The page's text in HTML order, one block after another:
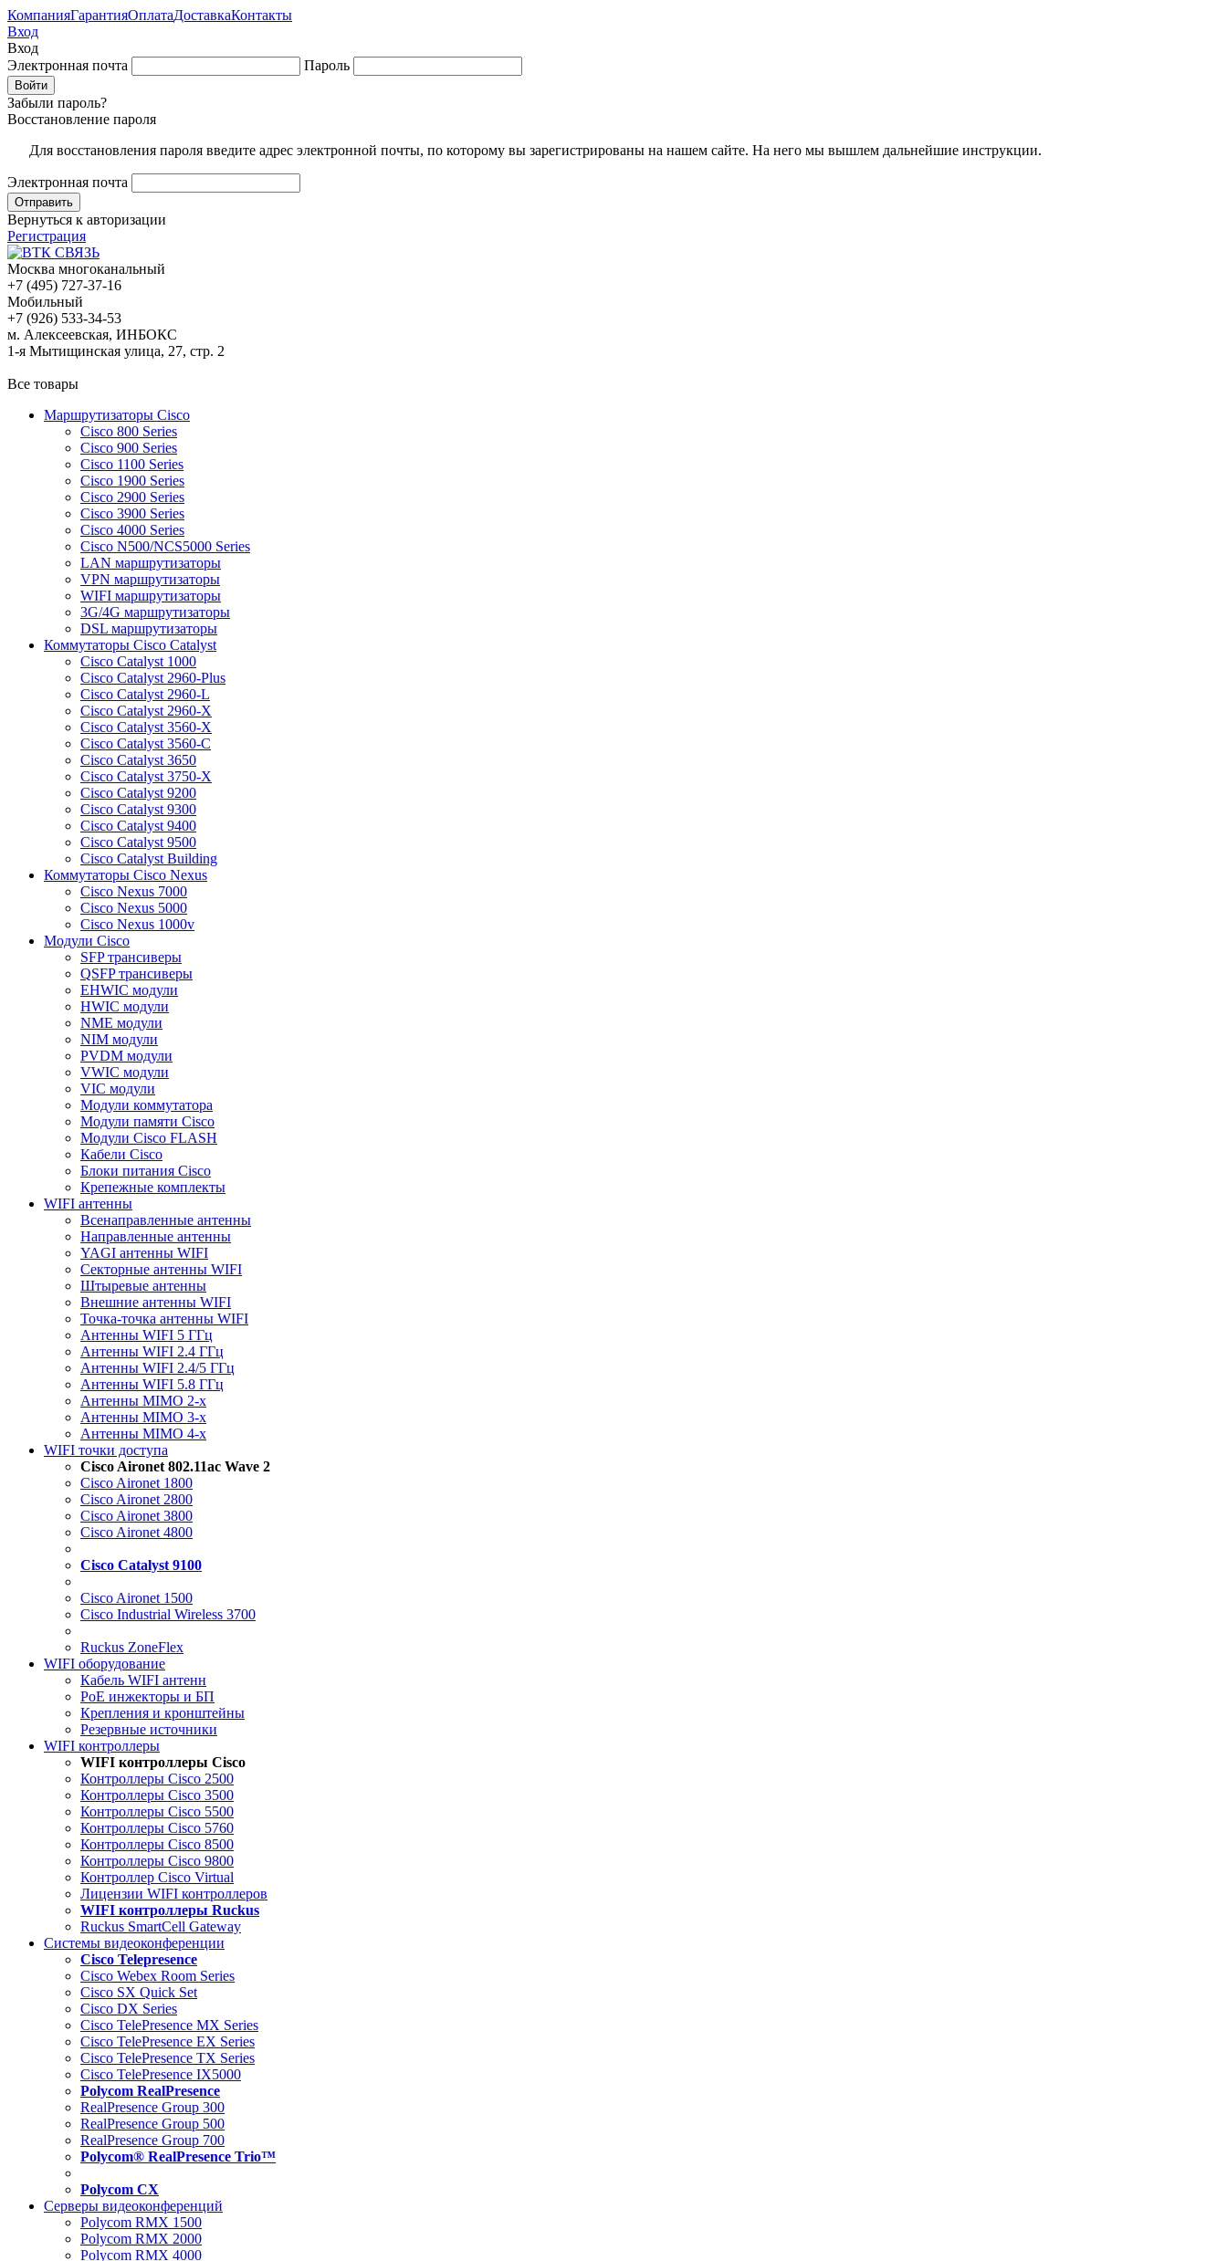
КомпанияГарантияОплатаДоставкаКонтакты
Вход
Вход
Электронная почта
Пароль
Забыли пароль?
Восстановление пароля
Для восстановления пароля введите адрес электронной почты, по которому вы зарегистрированы на нашем сайте. На него мы вышлем дальнейшие инструкции.
Электронная почта
Вернуться к авторизации
Регистрация
Москва многоканальный
+7 (495) 727-37-16
Мобильный
+7 (926) 533-34-53
м. Алексеевская, ИНБОКС
1-я Мытищинская улица, 27, стр. 2
Все товары
Маршрутизаторы Cisco
Cisco 800 Series
Cisco 900 Series
Cisco 1100 Series
Cisco 1900 Series
Cisco 2900 Series
Cisco 3900 Series
Cisco 4000 Series
Cisco N500/NCS5000 Series
LAN маршрутизаторы
VPN маршрутизаторы
WIFI маршрутизаторы
3G/4G маршрутизаторы
DSL маршрутизаторы
Коммутаторы Cisco Catalyst
Cisco Catalyst 1000
Cisco Catalyst 2960-Plus
Cisco Catalyst 2960-L
Cisco Catalyst 2960-X
Cisco Catalyst 3560-X
Cisco Catalyst 3560-C
Cisco Catalyst 3650
Cisco Catalyst 3750-X
Cisco Catalyst 9200
Cisco Catalyst 9300
Cisco Catalyst 9400
Cisco Catalyst 9500
Cisco Catalyst Building
Коммутаторы Cisco Nexus
Cisco Nexus 7000
Cisco Nexus 5000
Cisco Nexus 1000v
Модули Cisco
SFP трансиверы
QSFP трансиверы
EHWIC модули
HWIC модули
NME модули
NIM модули
PVDM модули
VWIC модули
VIC модули
Модули коммутатора
Модули памяти Cisco
Модули Cisco FLASH
Кабели Cisco
Блоки питания Cisco
Крепежные комплекты
WIFI антенны
Всенаправленные антенны
Направленные антенны
YAGI антенны WIFI
Секторные антенны WIFI
Штыревые антенны
Внешние антенны WIFI
Точка-точка антенны WIFI
Антенны WIFI 5 ГГц
Антенны WIFI 2.4 ГГц
Антенны WIFI 2.4/5 ГГц
Антенны WIFI 5.8 ГГц
Антенны MIMO 2-x
Антенны MIMO 3-x
Антенны MIMO 4-x
WIFI точки доступа
Cisco Aironet 802.11ac Wave 2
Cisco Aironet 1800
Cisco Aironet 2800
Cisco Aironet 3800
Cisco Aironet 4800
Cisco Catalyst 9100
Cisco Aironet 1500
Cisco Industrial Wireless 3700
Ruckus ZoneFlex
WIFI оборудование
Кабель WIFI антенн
PoE инжекторы и БП
Крепления и кронштейны
Резервные источники
WIFI контроллеры
WIFI контроллеры Cisco
Контроллеры Cisco 2500
Контроллеры Cisco 3500
Контроллеры Cisco 5500
Контроллеры Cisco 5760
Контроллеры Cisco 8500
Контроллеры Cisco 9800
Контроллер Cisco Virtual
Лицензии WIFI контроллеров
WIFI контроллеры Ruckus
Ruckus SmartCell Gateway
Системы видеоконференции
Cisco Telepresence
Cisco Webex Room Series
Cisco SX Quick Set
Cisco DX Series
Cisco TelePresence MX Series
Cisco TelePresence EX Series
Cisco TelePresence TX Series
Cisco TelePresence IX5000
Polycom RealPresence
RealPresence Group 300
RealPresence Group 500
RealPresence Group 700
Polycom® RealPresence Trio™
Polycom CX
Серверы видеоконференций
Polycom RMX 1500
Polycom RMX 2000
Polycom RMX 4000